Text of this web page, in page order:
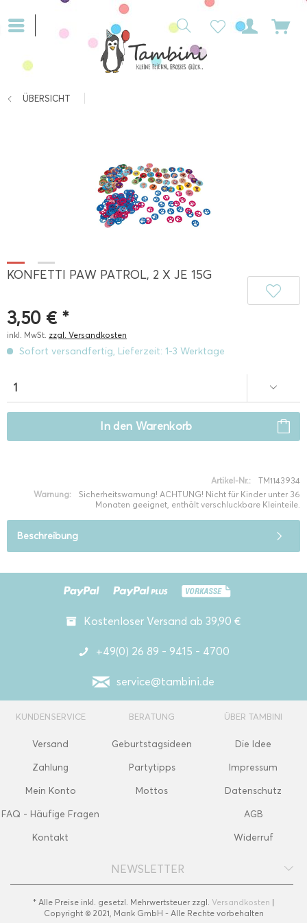
ÜBERSICHT
KONFETTI PAW PATROL, 2 X JE 15G
3,50 € *
inkl. MwSt. zzgl. Versandkosten
Sofort versandfertig, Lieferzeit: 1-3 Werktage
In den Warenkorb
Artikel-Nr.:
TM1143934
Warnung:
Sicherheitswarnung! ACHTUNG! Nicht für Kinder unter 36
Monaten geeignet, enthält verschluckbare Kleinteile.
Beschreibung
Kostenloser Versand ab 39,90 €
+49(0) 26 89 - 9415 - 4700
service@tambini.de
KUNDENSERVICE
Versand
Zahlung
Mein Konto
FAQ - Häufige Fragen
Kontakt
BERATUNG
Geburtstagsideen
Partytipps
Mottos
ÜBER TAMBINI
Die Idee
Impressum
Datenschutz
AGB
Widerruf
NEWSLETTER
* Alle Preise inkl. gesetzl. Mehrwertsteuer zzgl. Versandkosten |
Copyright © 2021, Mank GmbH - Alle Rechte vorbehalten